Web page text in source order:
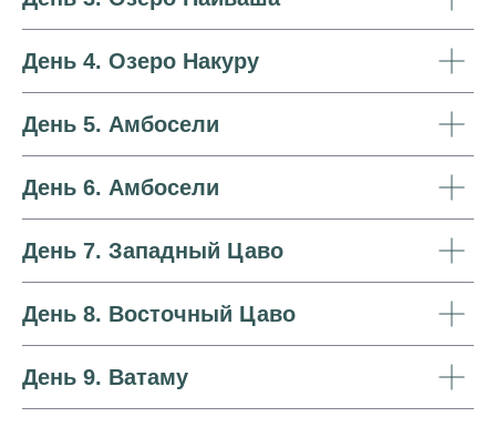
День 4. Озеро Накуру
День 5. Амбосели
День 6. Амбосели
День 7. Западный Цаво
День 8. Восточный Цаво
День 9. Ватаму